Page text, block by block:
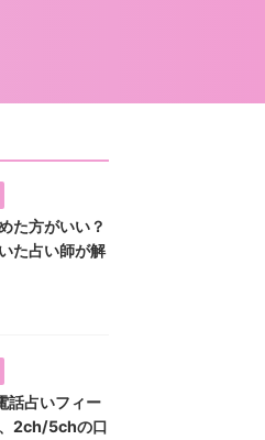
た方がいい？
た占い師が解
話占いフィー
2ch/5chの口